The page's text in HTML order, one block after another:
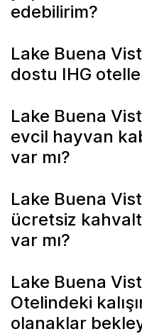
edebilirim?
Lake Buena
dostu IHG
Lake Buena
evcil hayvan
var mı?
Lake Buena
ücretsiz
var mı?
Lake Buena
Otelindeki
olanaklar